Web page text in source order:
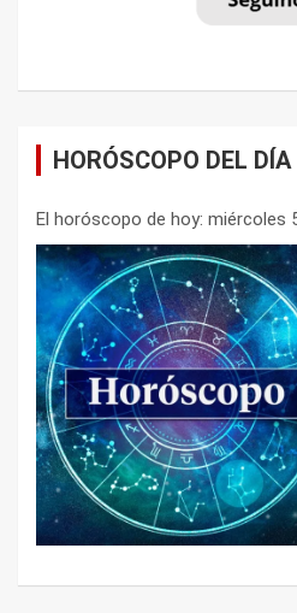
HORÓSCOPO DEL DÍA
El horóscopo de hoy: miércoles